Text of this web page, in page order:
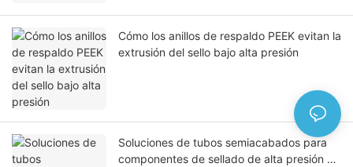
Cómo los anillos de respaldo PEEK evitan la
extrusión del sello bajo alta presión
Soluciones de tubos semiacabados para
componentes de sellado de alta presión en